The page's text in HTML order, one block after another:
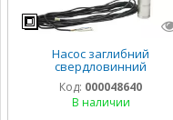
Насос заглибний
свердловинний
відцентровий Vitals aqua 3-
10DCo 1728-0.6r
Код: 000048640
В наличии